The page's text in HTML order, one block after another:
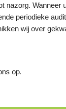
nazorg.
periodieke
wij over
op.